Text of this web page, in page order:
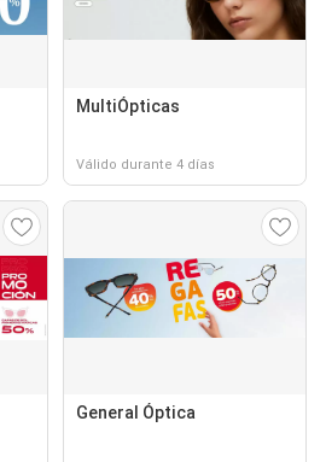
MultiÓpticas
Válido durante 4 días
General Óptica